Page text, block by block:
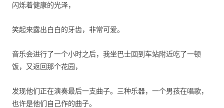
闪烁着健康的光泽，
笑起来露出白白的牙齿，非常可爱。
音乐会进行了一个小时之后，我坐巴士回到车站附近吃了一顿
饭，又返回那个花园，
发现他们正在演奏最后一支曲子。三种乐器，一个男孩在唱歌，
也许是他们自己作的曲子。